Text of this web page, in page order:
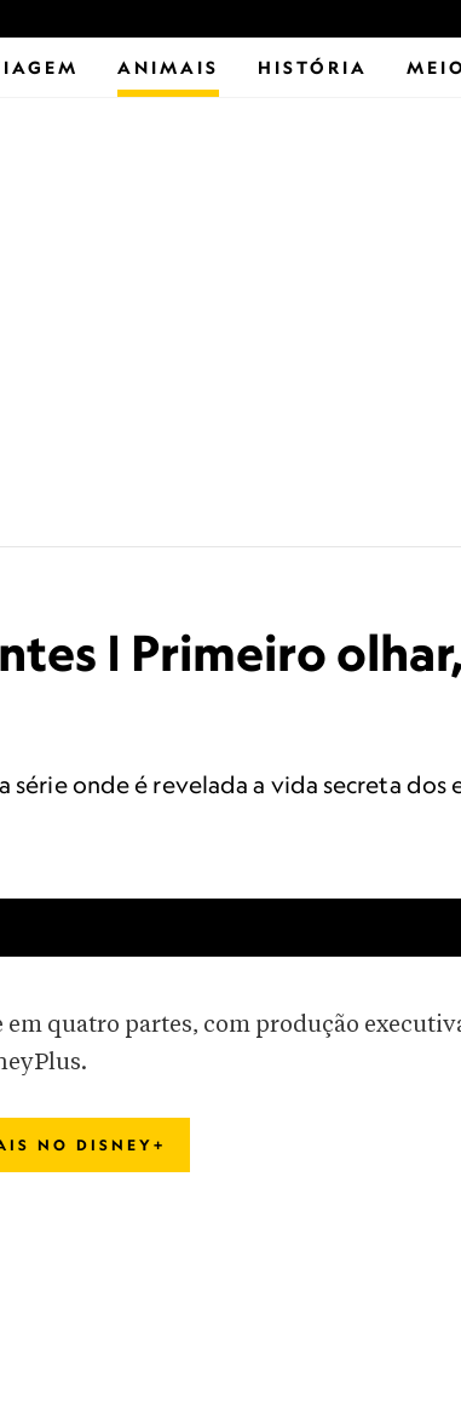
ANIMAIS HISTÓRIA
| Primeiro
série onde é revelada a vida secreta dos
quatro partes, com produção
NO DISNEY+